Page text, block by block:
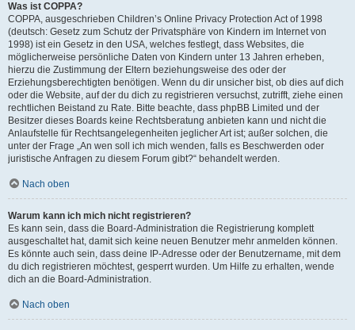
Was ist COPPA?
COPPA, ausgeschrieben Children’s Online Privacy Protection Act of 1998
(deutsch: Gesetz zum Schutz der Privatsphäre von Kindern im Internet von
1998) ist ein Gesetz in den USA, welches festlegt, dass Websites, die
möglicherweise persönliche Daten von Kindern unter 13 Jahren erheben,
hierzu die Zustimmung der Eltern beziehungsweise des oder der
Erziehungsberechtigten benötigen. Wenn du dir unsicher bist, ob dies auf dich
oder die Website, auf der du dich zu registrieren versuchst, zutrifft, ziehe einen
rechtlichen Beistand zu Rate. Bitte beachte, dass phpBB Limited und der
Besitzer dieses Boards keine Rechtsberatung anbieten kann und nicht die
Anlaufstelle für Rechtsangelegenheiten jeglicher Art ist; außer solchen, die
unter der Frage „An wen soll ich mich wenden, falls es Beschwerden oder
juristische Anfragen zu diesem Forum gibt?“ behandelt werden.
Nach oben
Warum kann ich mich nicht registrieren?
Es kann sein, dass die Board-Administration die Registrierung komplett
ausgeschaltet hat, damit sich keine neuen Benutzer mehr anmelden können.
Es könnte auch sein, dass deine IP-Adresse oder der Benutzername, mit dem
du dich registrieren möchtest, gesperrt wurden. Um Hilfe zu erhalten, wende
dich an die Board-Administration.
Nach oben